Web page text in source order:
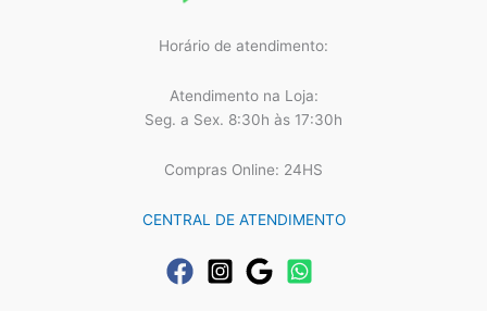
Horário de atendimento:
Atendimento na Loja:
Seg. a Sex. 8:30h às 17:30h
Compras Online: 24HS
CENTRAL DE ATENDIMENTO